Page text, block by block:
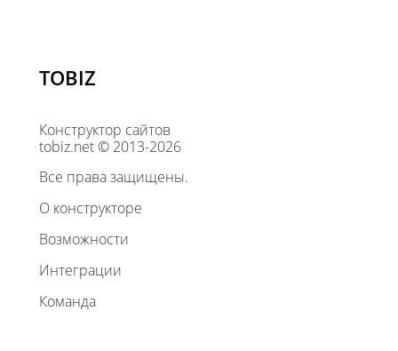
TOBIZ
Конструктор сайтов
tobiz.net © 2013-2026
Все права защищены.
О конструкторе
Возможности
Интеграции
Команда